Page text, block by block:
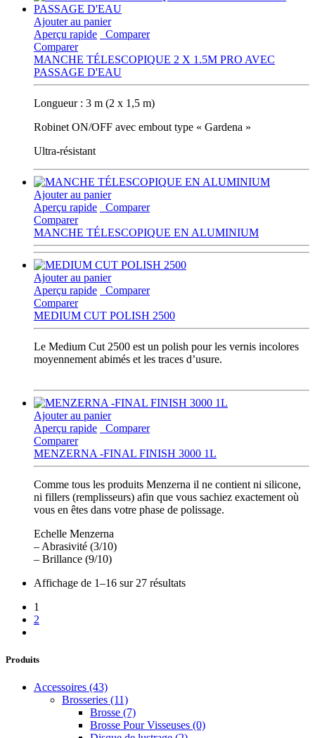
Ajouter au panier
Aperçu rapide
Comparer
Comparer
MANCHE TÉLESCOPIQUE 2 X 1.5M PRO AVEC
PASSAGE D'EAU
Longueur : 3 m (2 x 1,5 m)
Robinet ON/OFF avec embout type « Gardena »
Ultra-résistant
Ajouter au panier
Aperçu rapide
Comparer
Comparer
MANCHE TÉLESCOPIQUE EN ALUMINIUM
Ajouter au panier
Aperçu rapide
Comparer
Comparer
MEDIUM CUT POLISH 2500
Le Medium Cut 2500 est un polish pour les vernis incolores
moyennement abimés et les traces d’usure.
Ajouter au panier
Aperçu rapide
Comparer
Comparer
MENZERNA -FINAL FINISH 3000 1L
Comme tous les produits Menzerna il ne contient ni silicone,
ni fillers (remplisseurs) afin que vous sachiez exactement où
vous en êtes dans votre phase de polissage.
Echelle Menzerna
– Abrasivité (3/10)
– Brillance (9/10)
Affichage de 1–16 sur 27 résultats
1
2
Produits
Accessoires (43)
Brosseries (11)
Brosse (7)
Brosse Pour Visseuses (0)